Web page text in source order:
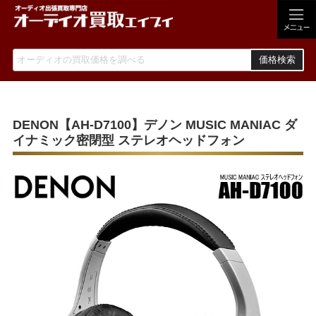
価格検索
DENON【AH-D7100】デノン MUSIC MANIAC ダ
イナミック密閉型 ステレオヘッドフォン